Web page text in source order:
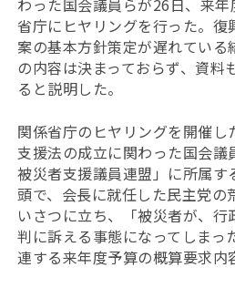
わった国会議員らが26日、来
省庁にヒヤリングを行った。復
案の基本方針策定が遅れている
の内容は決まっておらず、資料
ると説明した。
関係省庁のヒヤリングを開催し
支援法の成立に関わった国会議
被災者支援議員連盟」に所属す
頭で、会長に就任した民主党の
いさつに立ち、「被災者が、
判に訴える事態になってしまっ
連する来年度予算の概算要求内